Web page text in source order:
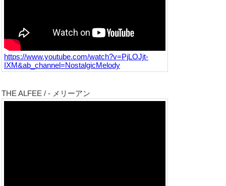
https://www.youtube.com/watch?v=PjLOJjt-
IXM&ab_channel=NostalgicMelody
THE ALFEE / - メリーアン